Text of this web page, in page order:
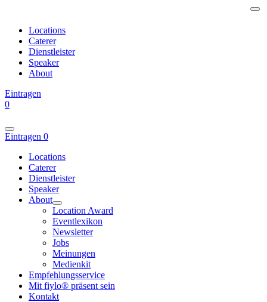
Locations
Caterer
Dienstleister
Speaker
About
Eintragen
0
Eintragen 0
Locations
Caterer
Dienstleister
Speaker
About
Location Award
Eventlexikon
Newsletter
Jobs
Meinungen
Medienkit
Empfehlungsservice
Mit fiylo® präsent sein
Kontakt